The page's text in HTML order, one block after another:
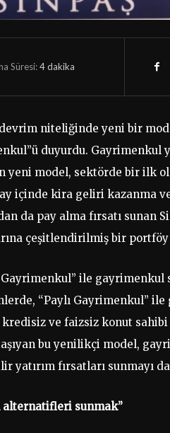
Süresi:4dakika
devrim niteliğinde yeni bir
duyurdu. Gayrimenkul
yeni model, sektörde bir ilk
içinde kira geliri kazanma
da pay alma fırsatı sunan
çeşitlendirilmiş bir portföy
Gayrimenkul” ile
“Paylı Gayrimenkul”
ve faizsiz konut
bu yenilikçi model,
yatırım fırsatları sunmayı
alternatifleri sunmak”